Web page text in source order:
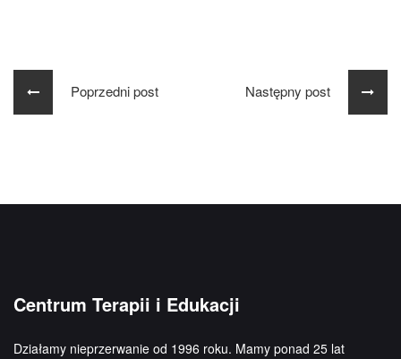
Poprzedni post Następny post
Centrum Terapii i Edukacji
Działamy nieprzerwanie od 1996 roku. Mamy ponad 25 lat